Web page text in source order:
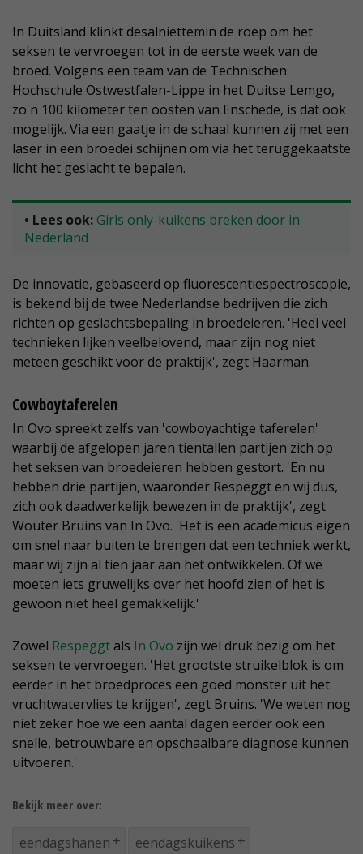
In Duitsland klinkt desalniettemin de roep om het
seksen te vervroegen tot in de eerste week van de
broed. Volgens een team van de Technischen
Hochschule Ostwestfalen-Lippe in het Duitse Lemgo,
zo'n 100 kilometer ten oosten van Enschede, is dat ook
mogelijk. Via een gaatje in de schaal kunnen zij met een
laser in een broedei schijnen om via het teruggekaatste
licht het geslacht te bepalen.
• Lees ook: Girls only-kuikens breken door in
Nederland
De innovatie, gebaseerd op fluorescentiespectroscopie,
is bekend bij de twee Nederlandse bedrijven die zich
richten op geslachtsbepaling in broedeieren. 'Heel veel
technieken lijken veelbelovend, maar zijn nog niet
meteen geschikt voor de praktijk', zegt Haarman.
Cowboytaferelen
In Ovo spreekt zelfs van 'cowboyachtige taferelen'
waarbij de afgelopen jaren tientallen partijen zich op
het seksen van broedeieren hebben gestort. 'En nu
hebben drie partijen, waaronder Respeggt en wij dus,
zich ook daadwerkelijk bewezen in de praktijk', zegt
Wouter Bruins van In Ovo. 'Het is een academicus eigen
om snel naar buiten te brengen dat een techniek werkt,
maar wij zijn al tien jaar aan het ontwikkelen. Of we
moeten iets gruwelijks over het hoofd zien of het is
gewoon niet heel gemakkelijk.'
Zowel Respeggtals In Ovo zijn wel druk bezig om het
seksen te vervroegen. 'Het grootste struikelblok is om
eerder in het broedproces een goed monster uit het
vruchtwatervlies te krijgen', zegt Bruins. 'We weten nog
niet zeker hoe we een aantal dagen eerder ook een
snelle, betrouwbare en opschaalbare diagnose kunnen
uitvoeren.'
Bekijk meer over:
eendagshanen eendagskuikens